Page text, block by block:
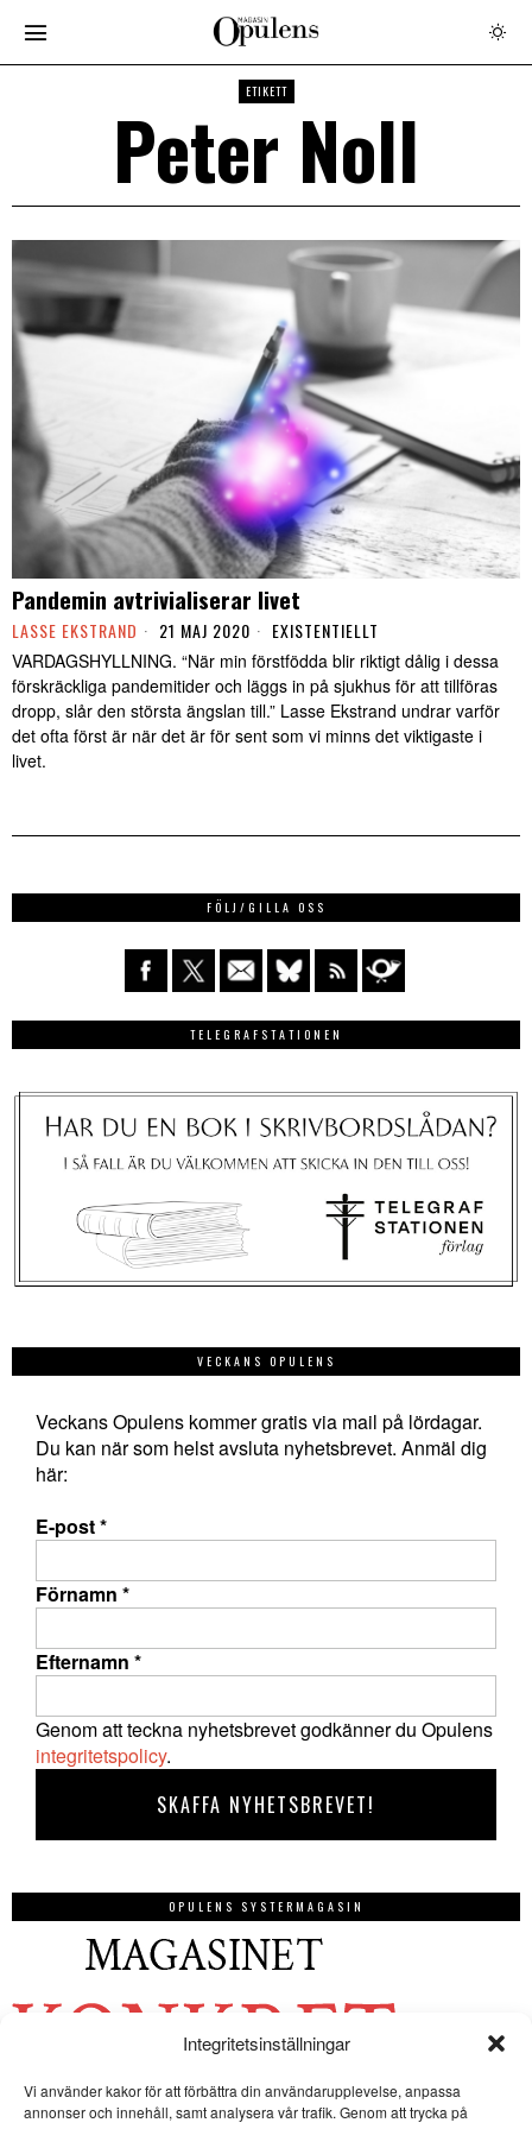
Integritetsinställningar
Vi använder kakor för att förbättra din användarupplevelse, anpassa
annonser och innehåll, samt analysera vår trafik. Genom att trycka på
ETIKETT
Peter Noll
Pandemin avtrivialiserar livet
LASSE EKSTRAND 21 MAJ 2020 EXISTENTIELLT
VARDAGSHYLLNING. “När min förstfödda blir riktigt dålig i dessa
förskräckliga pandemitider och läggs in på sjukhus för att tillföras
dropp, slår den största ängslan till.” Lasse Ekstrand undrar varför
det ofta först är när det är för sent som vi minns det viktigaste i
livet.
FÖLJ/GILLA OSS
TELEGRAFSTATIONEN
VECKANS OPULENS
Veckans Opulens kommer gratis via mail på lördagar.
Du kan när som helst avsluta nyhetsbrevet. Anmäl dig
här:
E-post*
Förnamn *
Efternamn *
Genom att teckna nyhetsbrevet godkänner du Opulens
integritetspolicy.
OPULENS SYSTERMAGASIN